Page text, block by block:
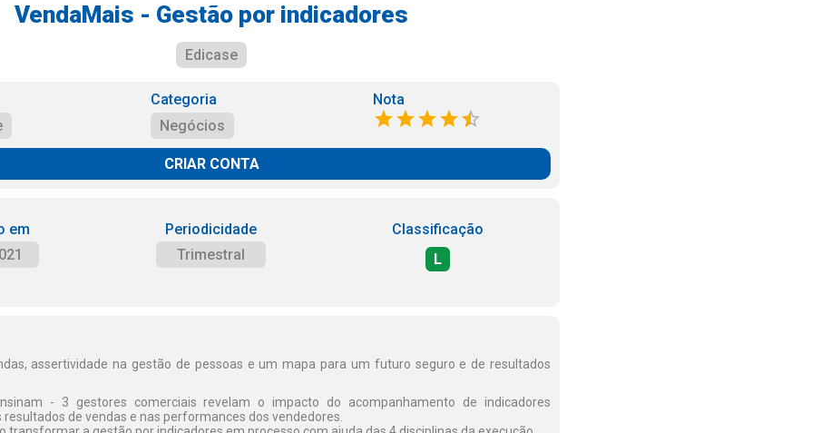
VendaMais - Gestão por indicadores
Edicase
Categoria
Negócios
Nota
CRIAR CONTA
em
Periodicidade
Trimestral
Classificação
L
assertividade na gestão de pessoas e um mapa para um futuro seguro e de resultados
- 3 gestores comerciais revelam o impacto do acompanhamento de indicadores
de vendas e nas performances dos vendedores.